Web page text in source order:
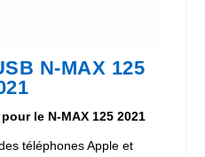
N-MAX 125
le N-MAX 125 2021
téléphones Apple et